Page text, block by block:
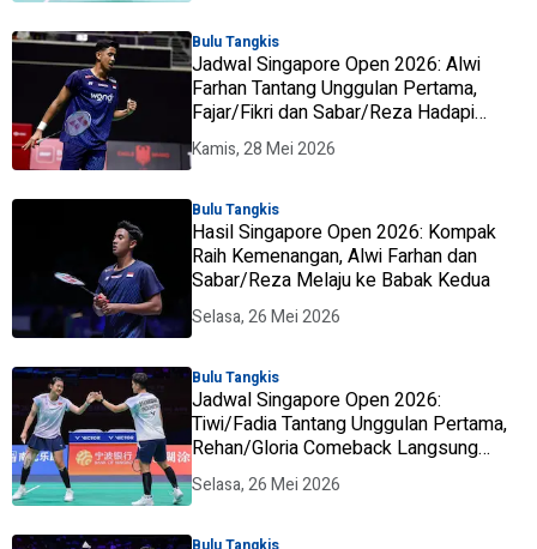
Bulu Tangkis
Jadwal Singapore Open 2026: Alwi
Farhan Tantang Unggulan Pertama,
Fajar/Fikri dan Sabar/Reza Hadapi
Lawan Mudah
Kamis, 28 Mei 2026
Bulu Tangkis
Hasil Singapore Open 2026: Kompak
Raih Kemenangan, Alwi Farhan dan
Sabar/Reza Melaju ke Babak Kedua
Selasa, 26 Mei 2026
Bulu Tangkis
Jadwal Singapore Open 2026:
Tiwi/Fadia Tantang Unggulan Pertama,
Rehan/Gloria Comeback Langsung
Hadapi Andalan Prancis
Selasa, 26 Mei 2026